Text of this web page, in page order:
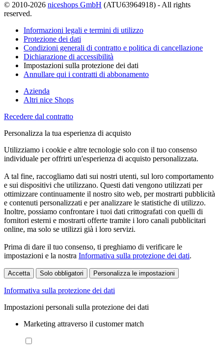
© 2010-2026 niceshops GmbH (ATU63964918) - All rights
reserved.
Informazioni legali e termini di utilizzo
Protezione dei dati
Condizioni generali di contratto e politica di cancellazione
Dichiarazione di accessibilità
Impostazioni sulla protezione dei dati
Annullare qui i contratti di abbonamento
Azienda
Altri nice Shops
Recedere dal contratto
Personalizza la tua esperienza di acquisto
Utilizziamo i cookie e altre tecnologie solo con il tuo consenso
individuale per offrirti un'esperienza di acquisto personalizzata.
A tal fine, raccogliamo dati sui nostri utenti, sul loro comportamento
e sui dispositivi che utilizzano. Questi dati vengono utilizzati per
ottimizzare continuamente il nostro sito web, per mostrarti pubblicità
e contenuti personalizzati e per analizzare le statistiche di utilizzo.
Inoltre, possiamo confrontare i tuoi dati crittografati con quelli di
fornitori esterni e mostrarti offerte tramite i loro canali pubblicitari
online, ma solo se utilizzi già i loro servizi.
Prima di dare il tuo consenso, ti preghiamo di verificare le
impostazioni e la nostra Informativa sulla protezione dei dati.
Accetta Solo obbligatori Personalizza le impostazioni
Informativa sulla protezione dei dati
Impostazioni personali sulla protezione dei dati
Marketing attraverso il customer match